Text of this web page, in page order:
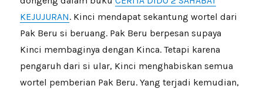
KEJUJURAN. Kinci mendapat sekantung wortel dari
Pak Beru si beruang. Pak Beru berpesan supaya
Kinci membaginya dengan Kinca. Tetapi karena
pengaruh dari si ular, Kinci menghabiskan semua
wortel pemberian Pak Beru. Yang terjadi kemudian,